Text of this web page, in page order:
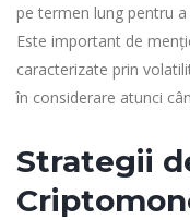
pe termen lung pentru
Este important de
caracterizate prin
în considerare atunci
Strategii